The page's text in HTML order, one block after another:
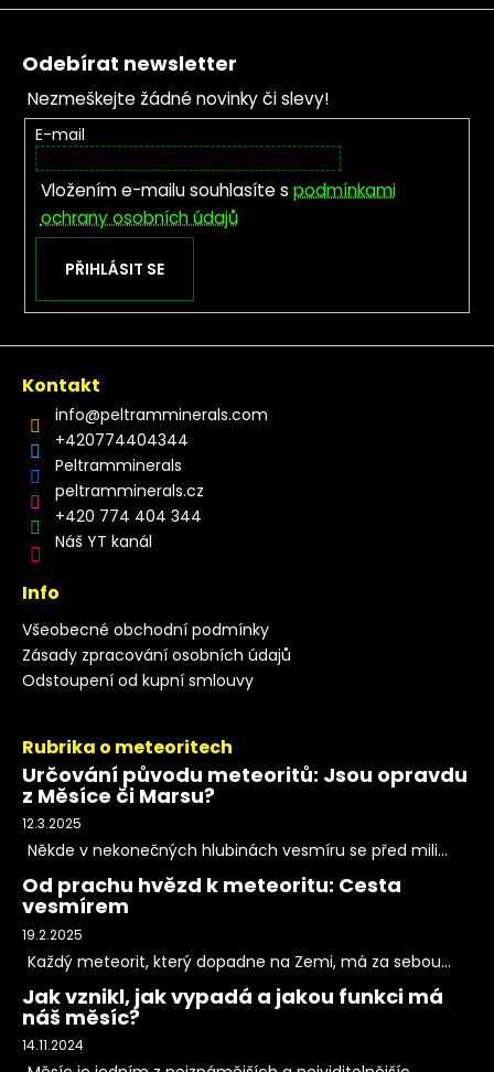
Zápatí
Odebírat newsletter
Nezmeškejte žádné novinky či slevy!
E-mail
Vložením e-mailu souhlasíte s podmínkami
ochrany osobních údajů
PŘIHLÁSIT SE
Kontakt
info@peltramminerals.com
+420774404344
Peltramminerals
peltramminerals.cz
+420 774 404 344
Náš YT kanál
Info
Všeobecné obchodní podmínky
Zásady zpracování osobních údajů
Odstoupení od kupní smlouvy
Rubrika o meteoritech
Určování původu meteoritů: Jsou opravdu
z Měsíce či Marsu?
12.3.2025
Někde v nekonečných hlubinách vesmíru se před mili...
Od prachu hvězd k meteoritu: Cesta
vesmírem
19.2.2025
Každý meteorit, který dopadne na Zemi, má za sebou...
Jak vznikl, jak vypadá a jakou funkci má
náš měsíc?
14.11.2024